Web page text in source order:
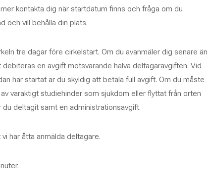
kontakta dig när startdatum finns och fråga om du
och vill behålla din plats.
tre dagar före cirkelstart. Om du avanmäler dig senare än
en avgift motsvarande halva deltagaravgiften. Vid
har startat är du skyldig att betala full avgift. Om du måste
varaktigt studiehinder som sjukdom eller flyttat från orten
deltagit samt en administrationsavgift.
har åtta anmälda deltagare.